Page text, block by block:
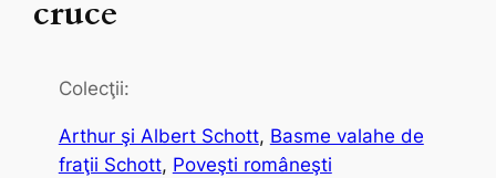
cruce
Colecţii:
Arthur şi Albert Schott, Basme valahe de
fraţii Schott, Poveşti româneşti